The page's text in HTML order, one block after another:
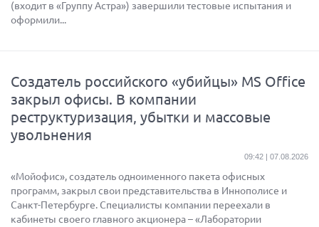
(входит в «Группу Астра») завершили тестовые испытания и
оформили...
Создатель российского «убийцы» MS Office
закрыл офисы. В компании
реструктуризация, убытки и массовые
увольнения
09:42 | 07.08.2026
«Мойофис», создатель одноименного пакета офисных
программ, закрыл свои представительства в Иннополисе и
Санкт-Петербурге. Специалисты компании переехали в
кабинеты своего главного акционера – «Лаборатории